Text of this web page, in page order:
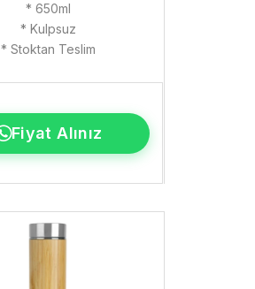
* 650ml
* Kulpsuz
* Stoktan Teslim
Fiyat Alınız